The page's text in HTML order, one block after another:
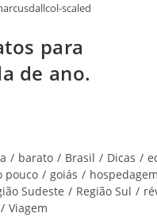
scaled
para
de ano.
/ barato / Brasil / Dicas /
pouco / goiás /
Sudeste / Região Sul /
/ Viagem